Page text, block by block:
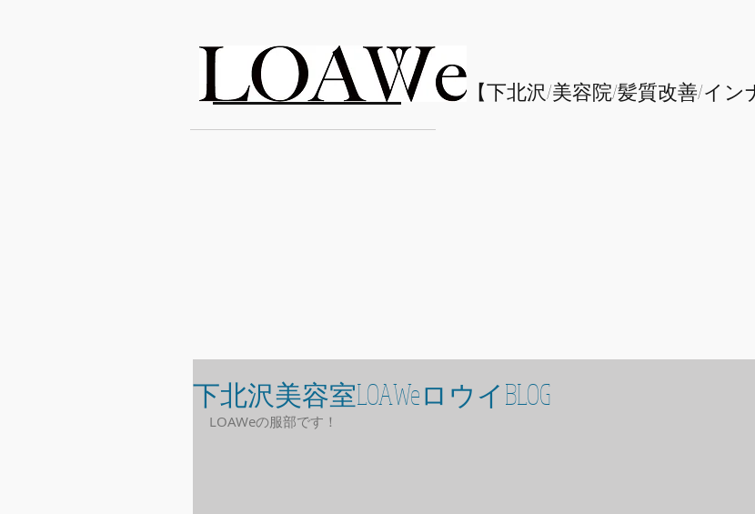
LOAWe ​【下北沢/美容院/髪質改善/イン
下北沢美容室LOAWeロウイBLOG
LOAWeの服部です！